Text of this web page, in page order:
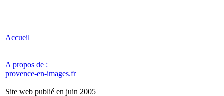
Accueil
A propos de :
provence-en-images.fr
Site web publié en juin 2005